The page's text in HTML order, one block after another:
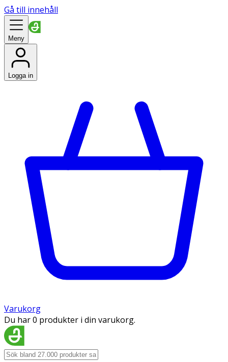
Gå till innehåll
Meny
Logga in
Varukorg
Du har 0 produkter i din varukorg.